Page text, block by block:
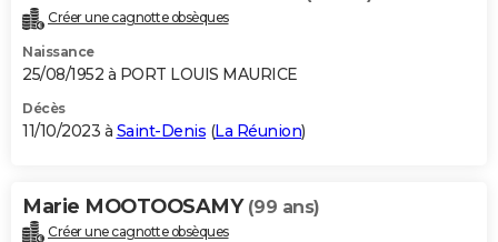
Créer une cagnotte obsèques
Naissance
25/08/1952 à PORT LOUIS MAURICE
Décès
11/10/2023 à Saint-Denis (La Réunion)
Marie MOOTOOSAMY (99 ans)
Créer une cagnotte obsèques